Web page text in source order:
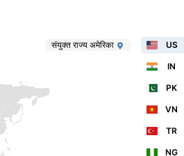
संयुक्त राज्य अमेरिका US
IN
PK
VN
TR
NG